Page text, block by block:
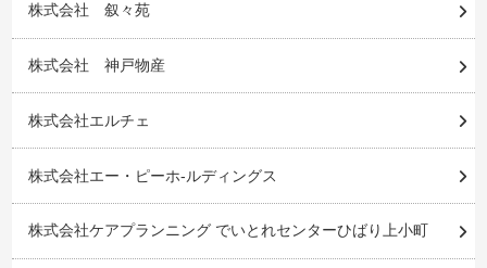
株式会社 叙々苑
株式会社 神戸物産
株式会社エルチェ
株式会社エー・ピーホ-ルディングス
株式会社ケアプランニング でいとれセンターひばり上小町